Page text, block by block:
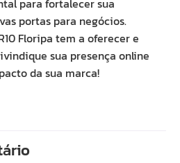
para fortalecer sua
portas para negócios.
Floripa tem a oferecer e
sua presença online
da sua marca!